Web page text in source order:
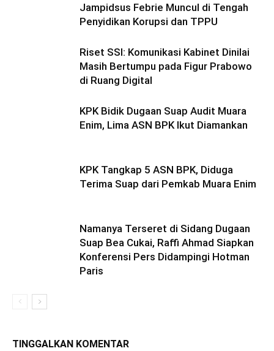
Jampidsus Febrie Muncul di Tengah
Penyidikan Korupsi dan TPPU
Riset SSI: Komunikasi Kabinet Dinilai
Masih Bertumpu pada Figur Prabowo
di Ruang Digital
KPK Bidik Dugaan Suap Audit Muara
Enim, Lima ASN BPK Ikut Diamankan
KPK Tangkap 5 ASN BPK, Diduga
Terima Suap dari Pemkab Muara Enim
Namanya Terseret di Sidang Dugaan
Suap Bea Cukai, Raffi Ahmad Siapkan
Konferensi Pers Didampingi Hotman
Paris
TINGGALKAN KOMENTAR